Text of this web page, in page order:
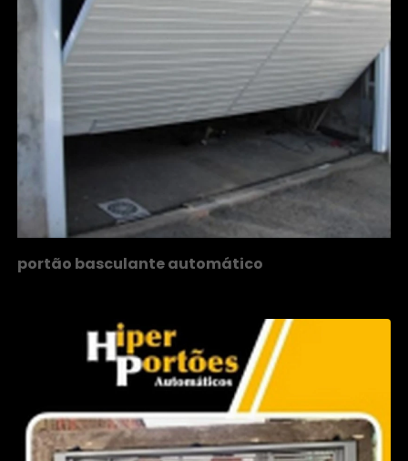
portão basculante automático